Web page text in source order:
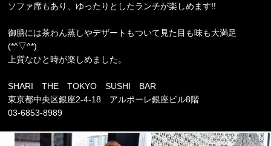
ソファ席もあり、ゆったりとしたランチが楽しめます!!
御膳には茶わん蒸しやデザートもついて見た目も味も大満足
(*^▽^*)
上質なひと時が楽しめました。
SHARI THE TOKYO SUSHI BAR
東京都中央区銀座2-4-18 アルボーレ銀座ビル8階
03-6853-8989